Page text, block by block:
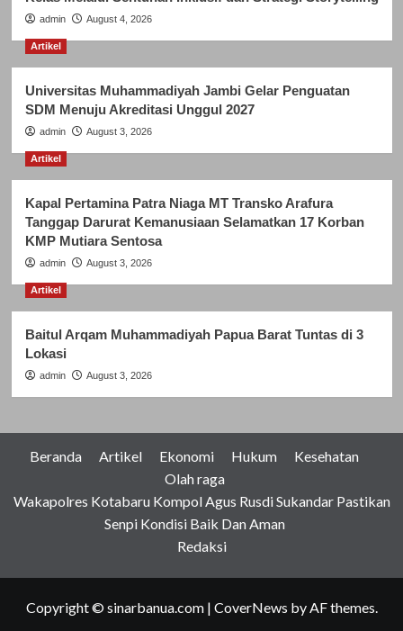
admin August 4, 2026
Artikel
Universitas Muhammadiyah Jambi Gelar Penguatan
SDM Menuju Akreditasi Unggul 2027
admin August 3, 2026
Artikel
Kapal Pertamina Patra Niaga MT Transko Arafura
Tanggap Darurat Kemanusiaan Selamatkan 17 Korban
KMP Mutiara Sentosa
admin August 3, 2026
Artikel
Baitul Arqam Muhammadiyah Papua Barat Tuntas di 3
Lokasi
admin August 3, 2026
Beranda Artikel Ekonomi Hukum
Kesehatan
Olah raga
Wakapolres Kotabaru Kompol Agus Rusdi Sukandar Pastikan
Senpi Kondisi Baik Dan Aman
Redaksi
Copyright © sinarbanua.com | CoverNews by AF themes.